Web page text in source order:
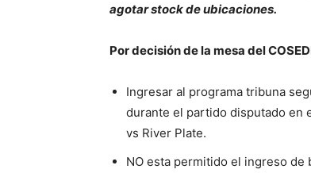
agotar stock de ubicaciones.
Por decisión de la mesa del
Ingresar al programa tribuna
durante el partido disputado en
vs River Plate.
NO esta permitido el ingreso